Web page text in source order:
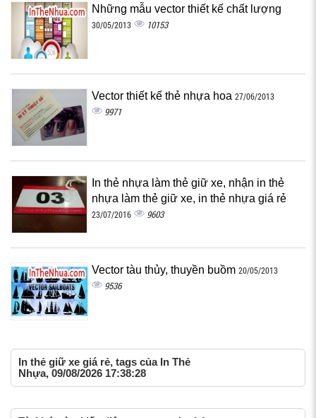
Những mẫu vector thiết kế chất lượng
30/05/2013 10153
Vector thiết kế thẻ nhựa hoa 27/06/2013
9971
In thẻ nhựa làm thẻ giữ xe, nhận in thẻ
nhựa làm thẻ giữ xe, in thẻ nhựa giá rẻ
23/07/2016 9603
Vector tàu thủy, thuyền buồm 20/05/2013
9536
In thẻ giữ xe giá rẻ, tags của In Thẻ
Nhựa, 09/08/2026 17:38:28